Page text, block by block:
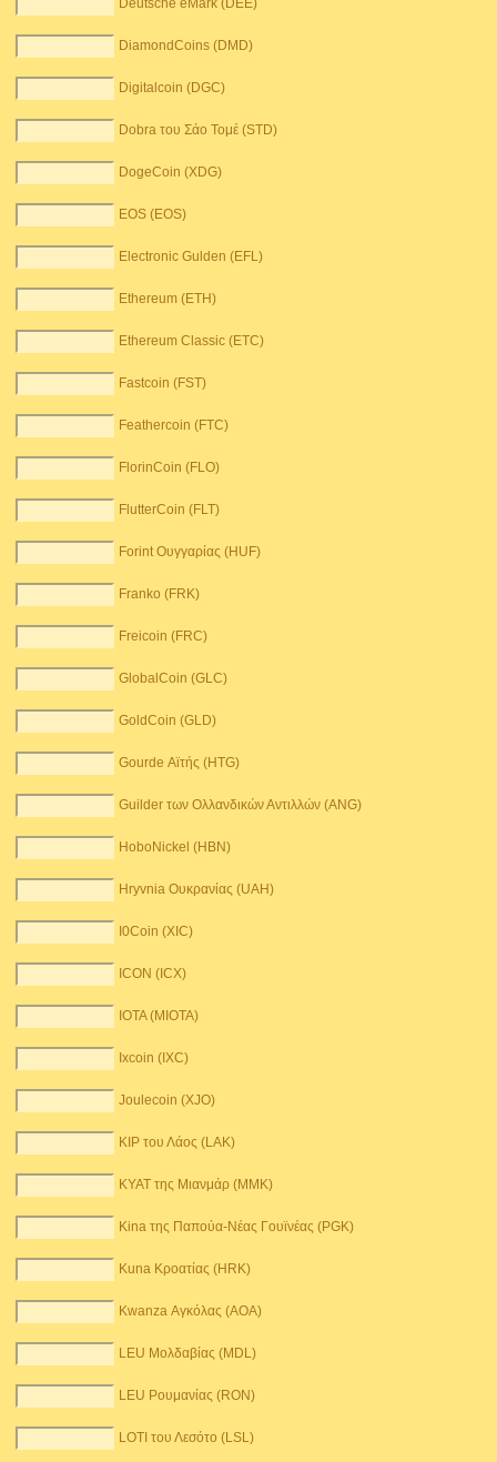
Deutsche eMark (DEE)
DiamondCoins (DMD)
Digitalcoin (DGC)
Dobra του Σάο Τομέ (STD)
DogeCoin (XDG)
EOS (EOS)
Electronic Gulden (EFL)
Ethereum (ETH)
Ethereum Classic (ETC)
Fastcoin (FST)
Feathercoin (FTC)
FlorinCoin (FLO)
FlutterCoin (FLT)
Forint Ουγγαρίας (HUF)
Franko (FRK)
Freicoin (FRC)
GlobalCoin (GLC)
GoldCoin (GLD)
Gourde Αϊτής (HTG)
Guilder των Ολλανδικών Αντιλλών (ANG)
HoboNickel (HBN)
Hryvnia Ουκρανίας (UAH)
I0Coin (XIC)
ICON (ICX)
IOTA (MIOTA)
Ixcoin (IXC)
Joulecoin (XJO)
KIP του Λάος (LAK)
KYAT της Μιανμάρ (MMK)
Kina της Παπούα-Νέας Γουϊνέας (PGK)
Kuna Κροατίας (HRK)
Kwanza Αγκόλας (AOA)
LEU Μολδαβίας (MDL)
LEU Ρουμανίας (RON)
LOTI του Λεσότο (LSL)